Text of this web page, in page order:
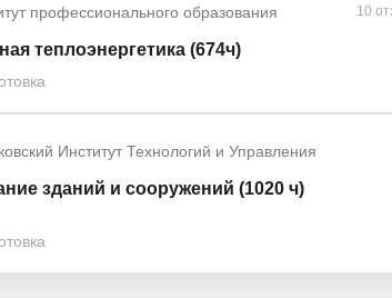
профессионального образования 10
теплоэнергетика (674ч)
Институт Технологий и Управления
зданий и сооружений (1020 ч)